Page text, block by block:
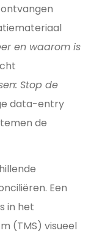
en waarom is
Stop de
data-entry
de
Een
in het
(TMS) visueel